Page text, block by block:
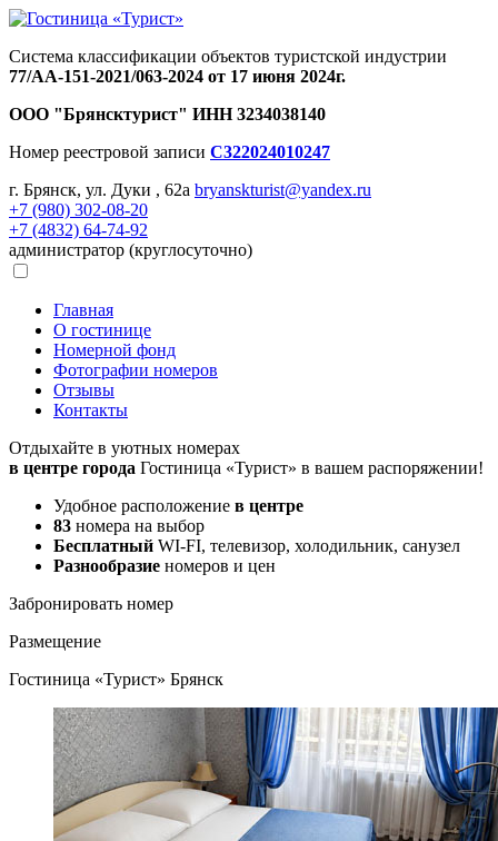
Система классификации объектов туристской индустрии
77/АА-151-2021/063-2024 от 17 июня 2024г.
ООО "Брянсктурист" ИНН 3234038140
Номер реестровой записи С322024010247
г. Брянск, ул. Дуки , 62а bryanskturist@yandex.ru
+7 (980) 302-08-20
+7 (4832) 64-74-92
администратор (круглосуточно)
Главная
О гостинице
Номерной фонд
Фотографии номеров
Отзывы
Контакты
Отдыхайте в уютных номерах
в центре города Гостиница «Турист» в вашем распоряжении!
Удобное расположение в центре
83 номера на выбор
Бесплатный WI-FI, телевизор, холодильник, санузел
Разнообразие номеров и цен
Забронировать номер
Размещение
Гостиница «Турист» Брянск